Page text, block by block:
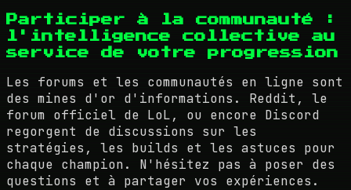
Participer à la communauté :
l'intelligence collective au
service de votre progression
Les forums et les communautés en ligne sont
des mines d'or d'informations. Reddit, le
forum officiel de LoL, ou encore Discord
regorgent de discussions sur les
stratégies, les builds et les astuces pour
chaque champion. N'hésitez pas à poser des
questions et à partager vos expériences.